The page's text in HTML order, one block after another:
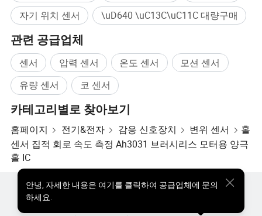
자기 위치 센서
\uD640 \uC13C\uC11C 대량구매
관련 공급업체
센서 압력 센서 온도 센서
모션 센서
유량 센서
코 센서
카테고리별로 찾아보기
홈페이지 전기&전자 감응 신호장치 변위 센서
홀
센서 집적 회로 속도 측정 Ah3031 브러시리스 모터용 양극
홀 IC
안녕, 자세한 내용은 여기를 클릭하여 공급업체에 문의
하세요.
핫한 제품 핫 제품 가격 도매 핫 제품
스타 바이어